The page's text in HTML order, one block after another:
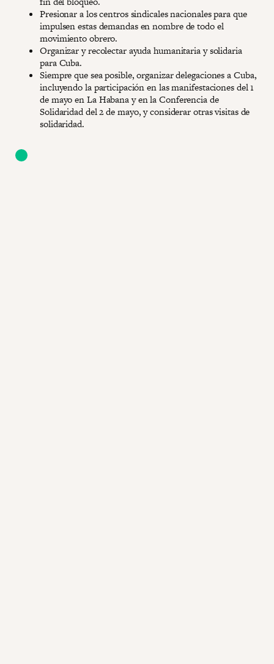
Presionar a los centros sindicales nacionales para que
impulsen estas demandas en nombre de todo el
movimiento obrero.
Organizar y recolectar ayuda humanitaria y solidaria
para Cuba.
Siempre que sea posible, organizar delegaciones a Cuba,
incluyendo la participación en las manifestaciones del 1
de mayo en La Habana y en la Conferencia de
Solidaridad del 2 de mayo, y considerar otras visitas de
solidaridad.